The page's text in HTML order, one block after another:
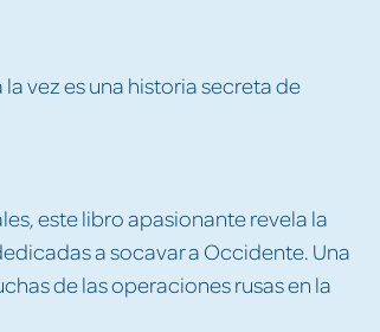
vez es una historia secreta de
este libro apasionante revela la
a socavar a Occidente. Una
de las operaciones rusas en la